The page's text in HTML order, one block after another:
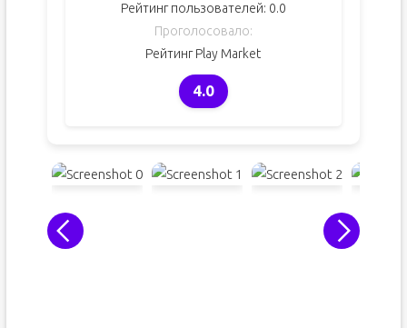
Рейтинг пользователей: 0.0
Проголосовало:
Рейтинг Play Market
4.0